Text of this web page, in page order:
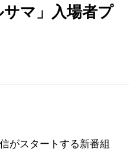
マ」入場者プ
がスタートする新番組